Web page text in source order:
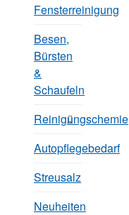
Fensterreinigung
Besen,
Bürsten
&
Schaufeln
Reinigungschemie
Autopflegebedarf
Streusalz
Neuheiten